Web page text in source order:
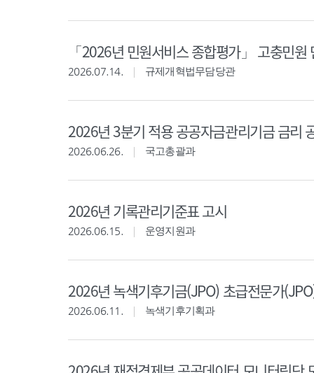
「2026년 민원서비스 종합평가」 고충민
2026.07.14. 규제개혁법무담당관
2026년 3분기 적용 공공자금관리기금 금리
2026.06.26. 국고총괄과
2026년 기록관리기준표 고시
2026.06.15. 운영지원과
2026년 녹색기후기금(JPO) 초급전문가
2026.06.11. 녹색기후기획과